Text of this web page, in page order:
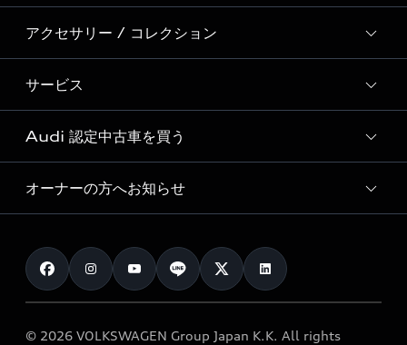
Audi Sport
Formula 1®
デジタルサービス
新車在庫検索
試乗車・展示車検索
見積り依頼
試乗予約
モデル一覧
特別仕様モデル / 限定モデル
e-tronラインアップ
価格シミュレーション
車両比較
カタログ一覧
アクセサリー / コレクション
純正アクセサリー
オンラインショップ
Audi collection
アウディナビアプリ
サービス
サービス入庫予約
サービスプログラム
メンテナンス
車検 / 定期点検
e-tronアフターサポート
Audi 認定中古車を買う
Audi認定中古車
クオリティ
保証
メンテナンス
オーナーの方へお知らせ
お知らせ
オーナー様向けキャンペーン
© 2026 VOLKSWAGEN Group Japan K.K. All rights